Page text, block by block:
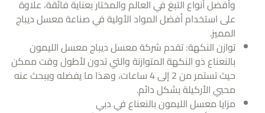
وأفضل أنواع التبغ في العالم والمختار بعناية فائقة، علاوة
على استخدام أفضل المواد الأولية في صناعة معسل ديباج
المميز.
توازن النكهة: تقدم شركة معسل ديباج معسل الليمون
بالنعناع ذو النكهة المتوازنة والتي تدون لأطول وقت ممكن
حيث تستمر من 2 إلى 4 ساعات، وهذا ما يفضله ويبحث عنه
محبي الأركيلة بشكل دائم.
مزايا معسل الليمون بالنعناع في دبي